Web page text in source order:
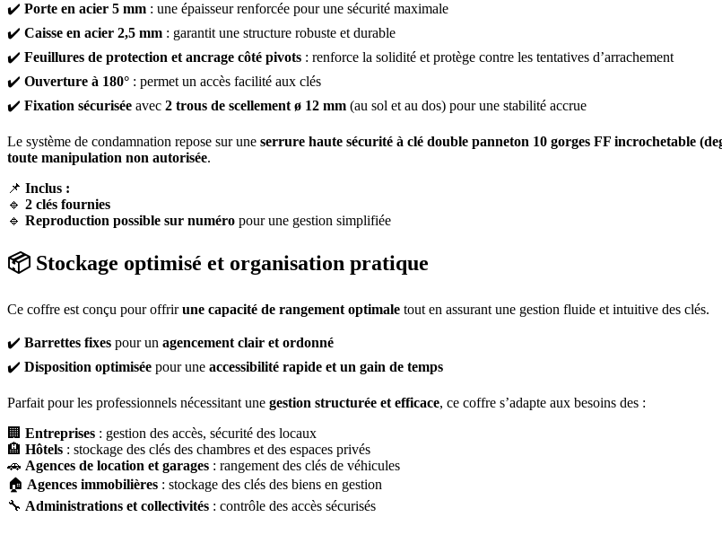
✔️ Porte en acier 5 mm : une épaisseur renforcée pour une sécurité maximale
✔️ Caisse en acier 2,5 mm : garantit une structure robuste et durable
✔️ Feuillures de protection et ancrage côté pivots : renforce la solidité et protège contre les tentatives d’arrachement
✔️ Ouverture à 180° : permet un accès facilité aux clés
✔️ Fixation sécurisée avec 2 trous de scellement ø 12 mm (au sol et au dos) pour une stabilité accrue
Le système de condamnation repose sur une serrure haute sécurité à clé double panneton 10 gorges FF incrochetable
toute manipulation non autorisée.
📌 Inclus :
🔹 2 clés fournies
🔹 Reproduction possible sur numéro pour une gestion simplifiée
📦 Stockage optimisé et organisation pratique
Ce coffre est conçu pour offrirune capacité de rangement optimale tout en assurant une gestion fluide et intuitive des clés.
✔️ Barrettes fixes pour un agencement clair et ordonné
✔️ Disposition optimisée pour une accessibilité rapide et un gain de temps
Parfait pour les professionnels nécessitant une gestion structurée et efficace, ce coffre s’adapte aux besoins des :
🏢 Entreprises : gestion des accès, sécurité des locaux
🏨 Hôtels : stockage des clés des chambres et des espaces privés
🚗 Agences de location et garages : rangement des clés de véhicules
🏠 Agences immobilières : stockage des clés des biens en gestion
🔧 Administrations et collectivités : contrôle des accès sécurisés